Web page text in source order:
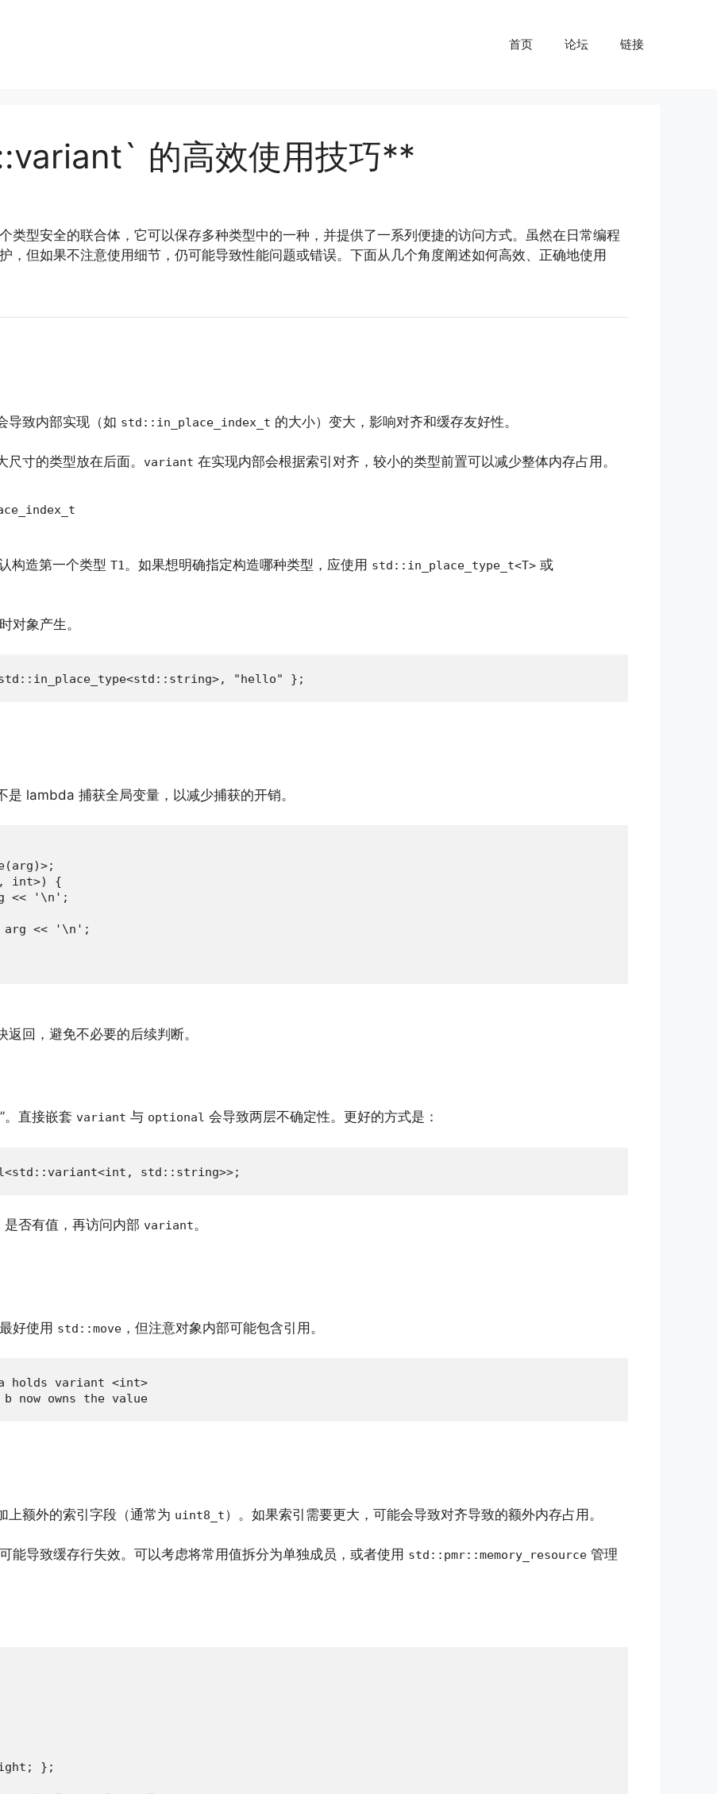
首页 论坛 链接
的高效使用技巧**
类型安全的联合体，它可以保存多种类型中的一种，并提供了一系列便捷的访问方式。虽然在日常编程
，但如果不注意使用细节，仍可能导致性能问题或错误。下面从几个角度阐述如何高效、正确地使用
导致内部实现（如 std::in_place_index_t 的大小）变大，影响对齐和缓存友好性。
寸的类型放在后面。
variant 在实现内部会根据索引对齐，较小的类型前置可以减少整体内存占用。
构造第一个类型 T1。如果想明确指定构造哪种类型，应使用 std::in_place_type_t<T> 或
对象产生。
"hello" };
lambda 捕获全局变量，以减少捕获的开销。
int>) {
<< '\n';
<< '\n';
回，避免不必要的后续判断。
。直接嵌套 variant 与 optional 会导致两层不确定性。更好的方式是：
std::string>>;
是否有值，再访问内部 variant。
好使用 std::move ，但注意对象内部可能包含引用。
variant <int>
now owns the value
上额外的索引字段（通常为 uint8_t）。如果索引需要更大，可能会导致对齐导致的额外内存占用。
可能导致缓存行失效。可以考虑将常用值拆分为单独成员，或者使用 std::pmr::memory_resource 管理
};